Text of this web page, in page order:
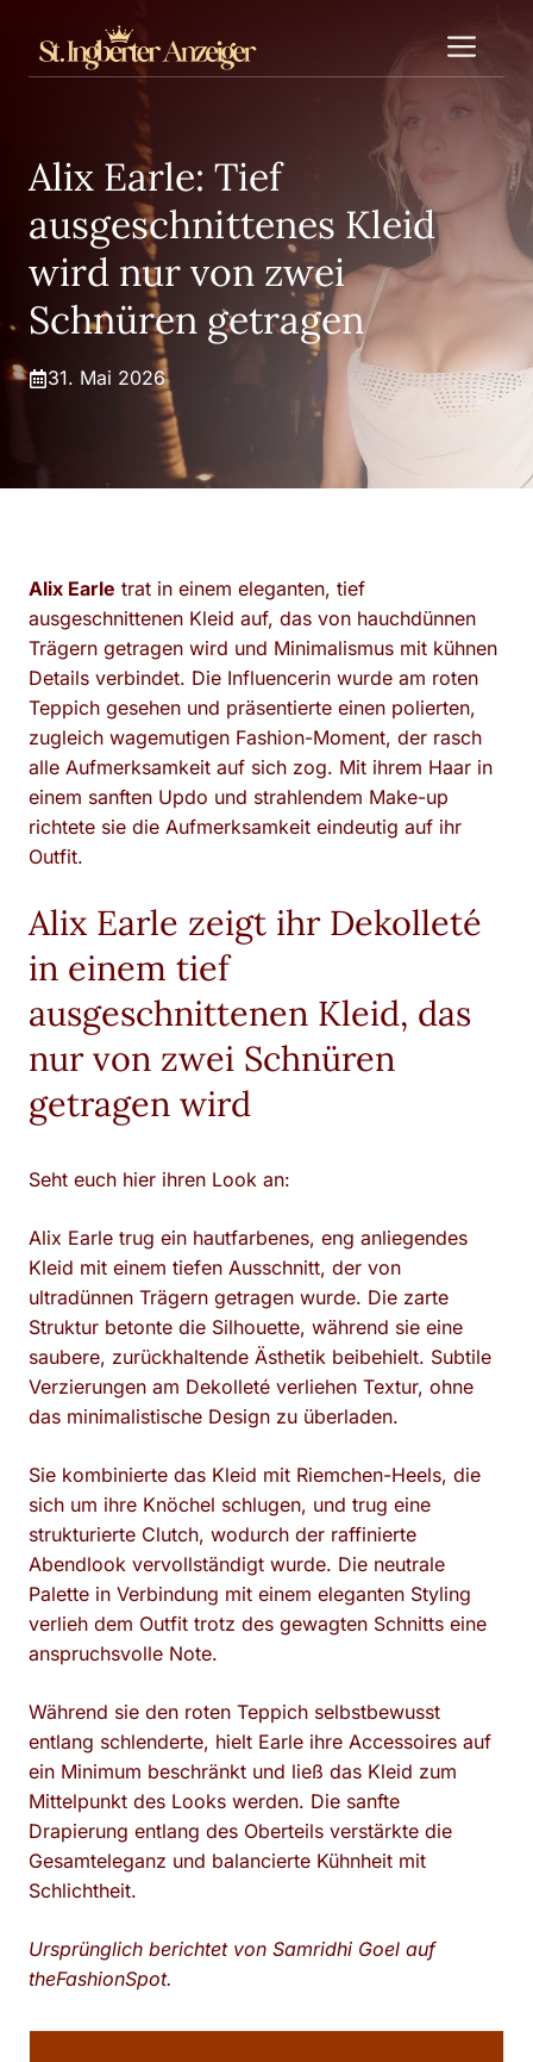
Inhalt
springen
Alix Earle: Tief
ausgeschnittenes Kleid
wird nur von zwei
Schnüren getragen
31. Mai 2026
Alix Earle trat in einem eleganten, tief
ausgeschnittenen Kleid auf, das von hauchdünnen
Trägern getragen wird und Minimalismus mit kühnen
Details verbindet. Die Influencerin wurde am roten
Teppich gesehen und präsentierte einen polierten,
zugleich wagemutigen Fashion-Moment, der rasch
alle Aufmerksamkeit auf sich zog. Mit ihrem Haar in
einem sanften Updo und strahlendem Make-up
richtete sie die Aufmerksamkeit eindeutig auf ihr
Outfit.
Alix Earle zeigt ihr Dekolleté
in einem tief
ausgeschnittenen Kleid, das
nur von zwei Schnüren
getragen wird
Seht euch hier ihren Look an:
Alix Earle trug ein hautfarbenes, eng anliegendes
Kleid mit einem tiefen Ausschnitt, der von
ultradünnen Trägern getragen wurde. Die zarte
Struktur betonte die Silhouette, während sie eine
saubere, zurückhaltende Ästhetik beibehielt. Subtile
Verzierungen am Dekolleté verliehen Textur, ohne
das minimalistische Design zu überladen.
Sie kombinierte das Kleid mit Riemchen-Heels, die
sich um ihre Knöchel schlugen, und trug eine
strukturierte Clutch, wodurch der raffinierte
Abendlook vervollständigt wurde. Die neutrale
Palette in Verbindung mit einem eleganten Styling
verlieh dem Outfit trotz des gewagten Schnitts eine
anspruchsvolle Note.
Während sie den roten Teppich selbstbewusst
entlang schlenderte, hielt Earle ihre Accessoires auf
ein Minimum beschränkt und ließ das Kleid zum
Mittelpunkt des Looks werden. Die sanfte
Drapierung entlang des Oberteils verstärkte die
Gesamteleganz und balancierte Kühnheit mit
Schlichtheit.
Ursprünglich berichtet von Samridhi Goel auf
theFashionSpot.